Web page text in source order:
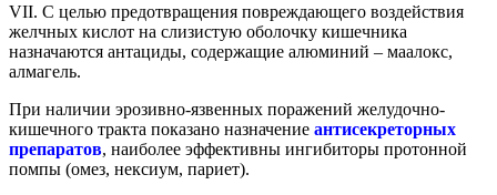
VII. C целью предотвращения повреждающего воздействия
желчных кислот на слизистую оболочку кишечника
назначаются антациды, содержащие алюминий – маалокс,
алмагель.
При наличии эрозивно-язвенных поражений желудочно-
кишечного тракта показано назначение антисекреторных
препаратов, наиболее эффективны ингибиторы протонной
помпы (омез, нексиум, париет).